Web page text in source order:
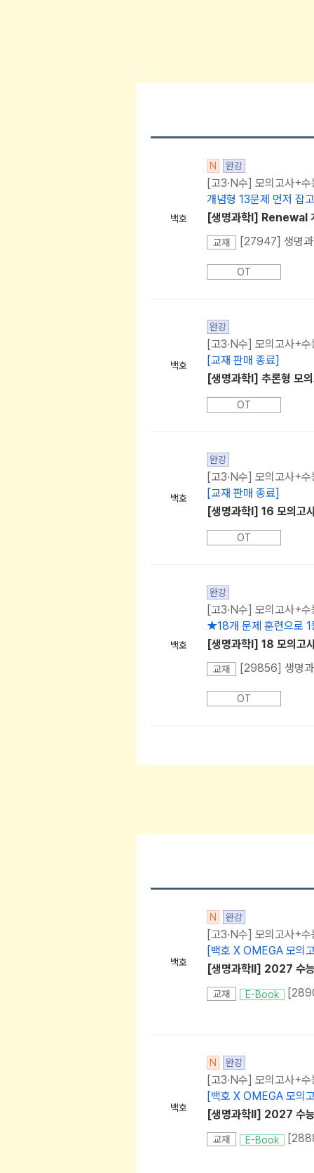
백호
N 완강
[고3·N수] 모의고사+
개념형 13문제 먼저 잡
[생명과학l] Renewal
교재 [27947] 생명과
OT
백호
완강
[고3·N수] 모의고사+
[교재 판매 종료]
[생명과학l] 추론형 모
OT
백호
완강
[고3·N수] 모의고사+
[교재 판매 종료]
[생명과학l] 16 모의고
OT
백호
완강
[고3·N수] 모의고사+
★18개 문제 훈련으로
[생명과학l] 18 모의고
교재 [29856] 생명
OT
백호
N 완강
[고3·N수] 모의고사+
[백호 X OMEGA 모의
[생명과학Il] 2027 수
교재 E-Book
백호
N 완강
[고3·N수] 모의고사+
[백호 X OMEGA 모의
[생명과학Il] 2027 수
교재 E-Book